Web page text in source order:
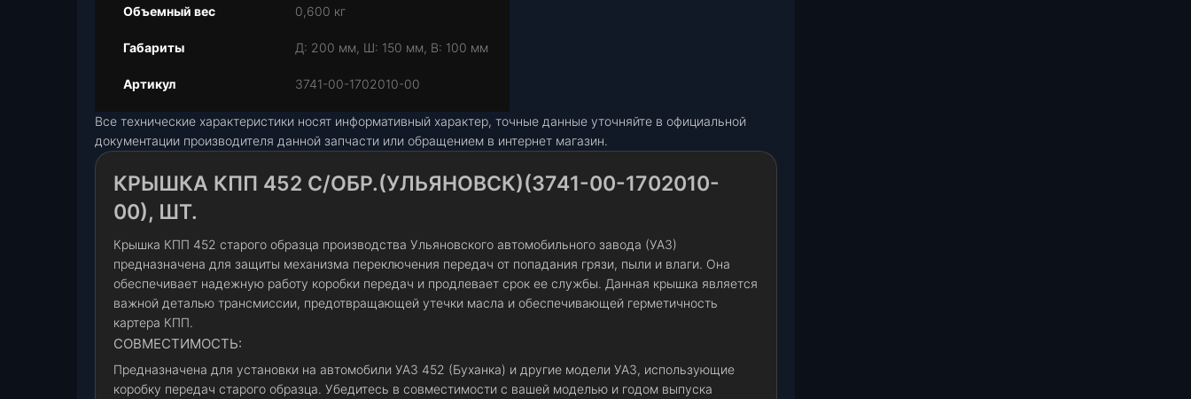
Объемный вес 0,600 кг
Габариты Д: 200 мм, Ш: 150 мм, В: 100 мм
Артикул 3741-00-1702010-00
Все технические характеристики носят информативный характер, точные данные уточняйте в официальной
документации производителя данной запчасти или обращением в интернет магазин.
КРЫШКА КПП 452 С/ОБР.(УЛЬЯНОВСК)(3741-00-1702010-
00), ШТ.
Крышка КПП 452 старого образца производства Ульяновского автомобильного завода (УАЗ)
предназначена для защиты механизма переключения передач от попадания грязи, пыли и влаги. Она
обеспечивает надежную работу коробки передач и продлевает срок ее службы. Данная крышка является
важной деталью трансмиссии, предотвращающей утечки масла и обеспечивающей герметичность
картера КПП.
СОВМЕСТИМОСТЬ:
Предназначена для установки на автомобили УАЗ 452 (Буханка) и другие модели УАЗ, использующие
коробку передач старого образца. Убедитесь в совместимости с вашей моделью и годом выпуска